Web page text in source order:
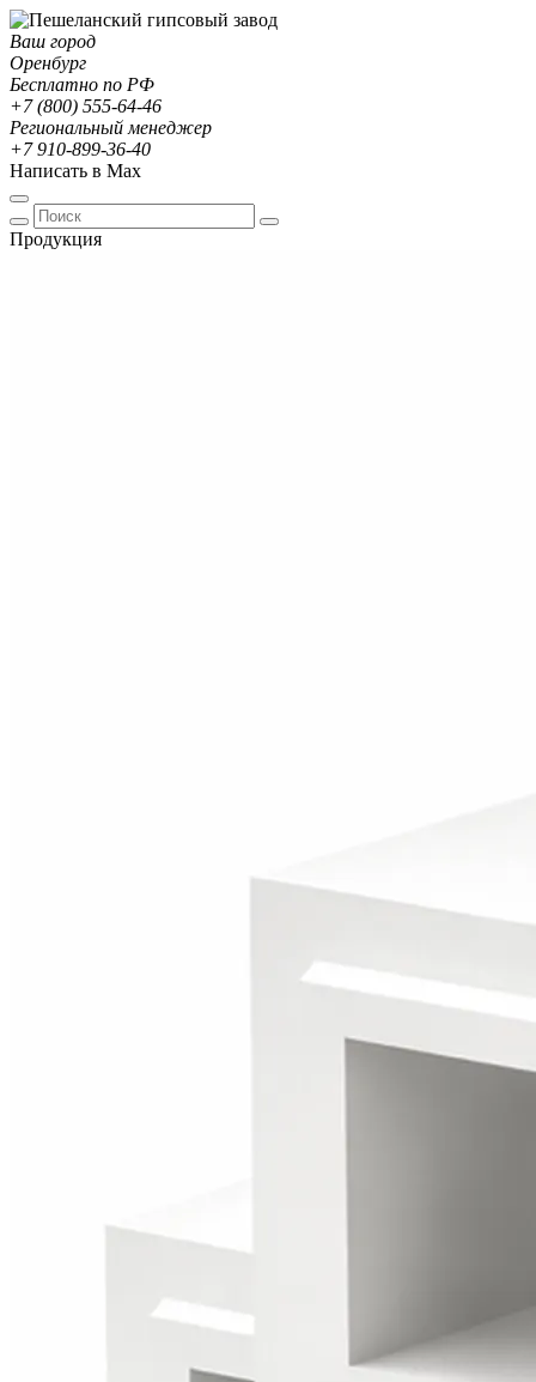
Ваш город
Оренбург
Бесплатно по РФ
+7 (800) 555-64-46
Региональный менеджер
+7 910-899-36-40
Написать в Max
Продукция